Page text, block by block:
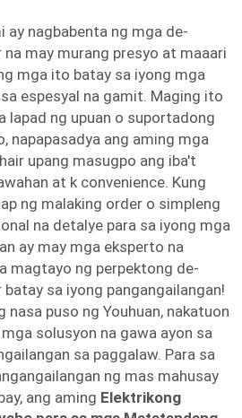
ay nagbabenta ng mga de-
may murang presyo at maaari
mga ito batay sa iyong mga
espesyal na gamit. Maging ito
lapad ng upuan o suportadong
napapasadya ang aming mga
upang masugpo ang iba't
at k convenience. Kung
ng malaking order o simpleng
na detalye para sa iyong mga
ay may mga eksperto na
magtayo ng perpektong de-
sa iyong pangangailangan!
nasa puso ng Youhuan, nakatuon
solusyon na gawa ayon sa
sa paggalaw. Para sa
ng mas mahusay
ang aming Elektrikong